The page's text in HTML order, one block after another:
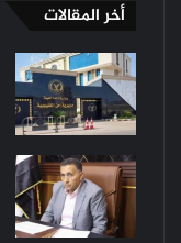
أخر المقالات